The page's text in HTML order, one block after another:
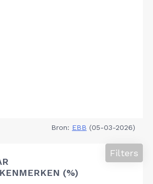
Bron: EBB (05-03-2026)
(%)
Filters